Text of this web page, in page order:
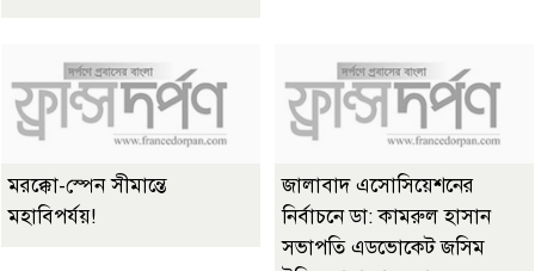
মরক্কো-স্পেন সীমান্তে
মহাবিপর্যয়!
জালাবাদ এসোসিয়েশনের
নির্বাচনে ডা: কামরুল হাসান
সভাপতি এডভোকেট জসিম